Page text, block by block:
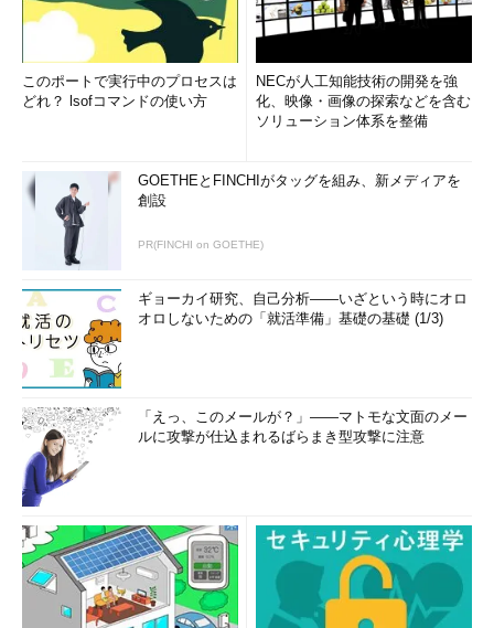
このポートで実行中のプロセスは
どれ？ lsofコマンドの使い方
NECが人工知能技術の開発を強
化、映像・画像の探索などを含む
ソリューション体系を整備
GOETHEとFINCHIがタッグを組み、新メディアを
創設
PR(FINCHI on GOETHE)
ギョーカイ研究、自己分析――いざという時にオロ
オロしないための「就活準備」基礎の基礎 (1/3)
「えっ、このメールが？」――マトモな文面のメー
ルに攻撃が仕込まれるばらまき型攻撃に注意